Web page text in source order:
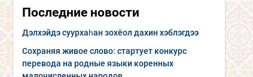
Последние новости
Дэлхэйдэ суурхаһан зохёол дахин хэблэгдээ
Сохраняя живое слово: стартует конкурс
перевода на родные языки коренных